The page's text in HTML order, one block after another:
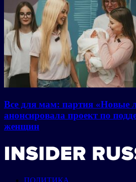
Все для мам: партия «Новые
анонсировала проект по
женщин
ПОЛИТИКА